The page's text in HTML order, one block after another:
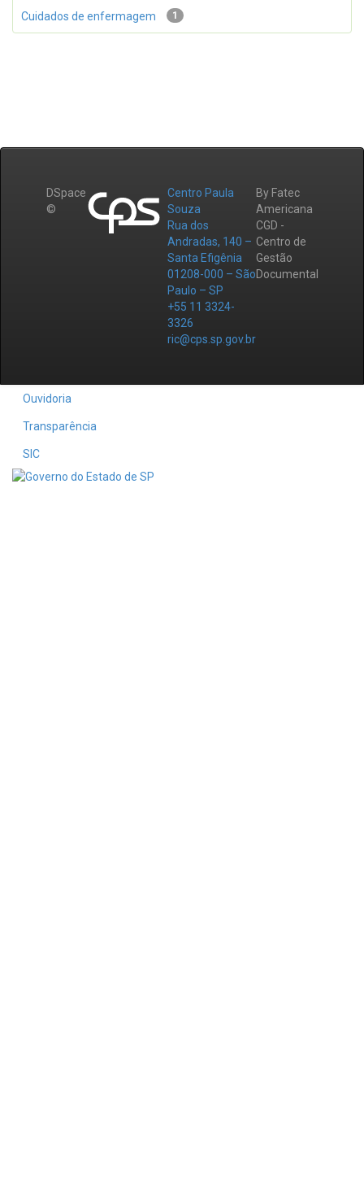
1
Cuidados de enfermagem
DSpace
©
Centro Paula
Souza
Rua dos
Andradas, 140 –
Santa Efigênia
01208-000 – São
Paulo – SP
+55 11 3324-
3326
ric@cps.sp.gov.br
By Fatec
Americana
CGD -
Centro de
Gestão
Documental
Ouvidoria
Transparência
SIC